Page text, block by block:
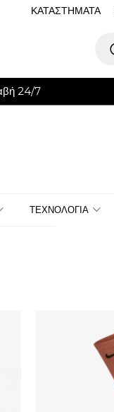
ΚΑΤΑΣΤΗΜΑΤΑ
24/7
ΤΕΧΝΟΛΟΓΙΑ